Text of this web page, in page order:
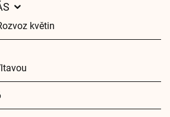
květin